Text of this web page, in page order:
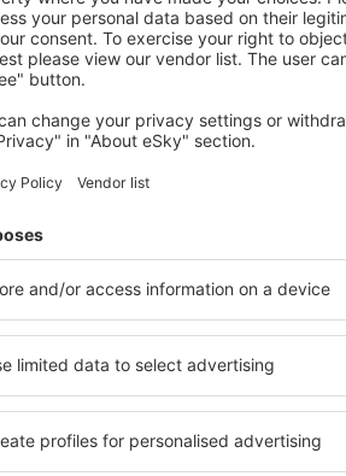
Etincelles
421€
Tignes, 14 august 2026, 2 nopți
Vedeţi mai multe